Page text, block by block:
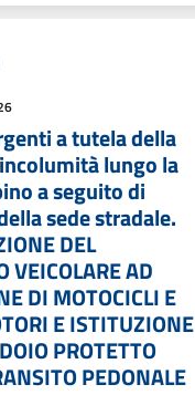
a tutela della
lungo la
a seguito di
sede stradale.
DEL
VEICOLARE AD
DI MOTOCICLI E
E ISTITUZIONE
PROTETTO
PEDONALE